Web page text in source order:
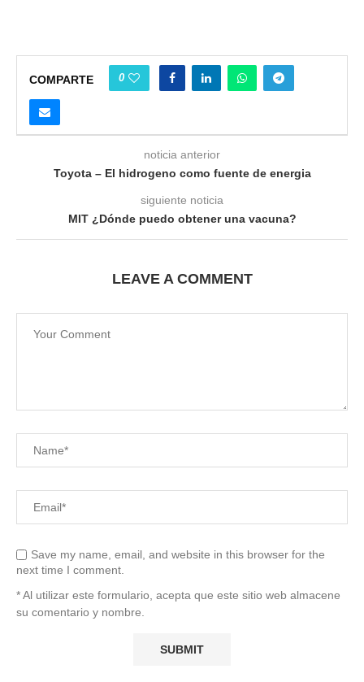
COMPARTE 0
noticia anterior
Toyota – El hidrogeno como fuente de energia
siguiente noticia
MIT ¿Dónde puedo obtener una vacuna?
LEAVE A COMMENT
Save my name, email, and website in this browser for the
next time I comment.
* Al utilizar este formulario, acepta que este sitio web almacene
su comentario y nombre.